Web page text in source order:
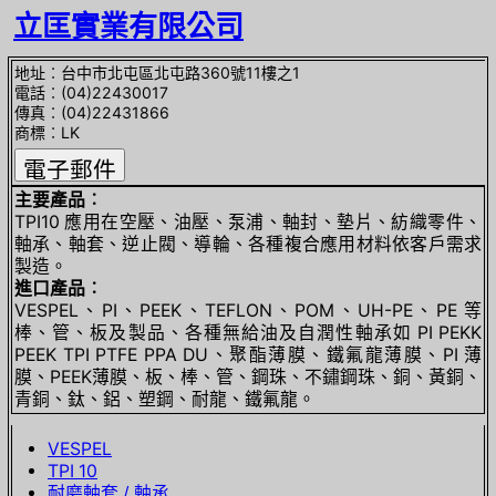
立匡實業有限公司
地址︰台中市北屯區北屯路360號11樓之1
電話︰(04)22430017
傳真︰(04)22431866
商標︰LK
主要產品︰
TPI10 應用在空壓、油壓、泵浦、軸封、墊片、紡織零件、
軸承、軸套、逆止閥、導輪、各種複合應用材料依客戶需求
製造。
進口產品︰
VESPEL、PI、PEEK、TEFLON、POM、UH-PE、PE 等
棒、管、板及製品、各種無給油及自潤性軸承如 PI PEKK
PEEK TPI PTFE PPA DU、聚酯薄膜、鐵氟龍薄膜、PI 薄
膜、PEEK薄膜、板、棒、管、鋼珠、不鏽鋼珠、銅、黃銅、
青銅、鈦、鋁、塑鋼、耐龍、鐵氟龍。
VESPEL
TPI 10